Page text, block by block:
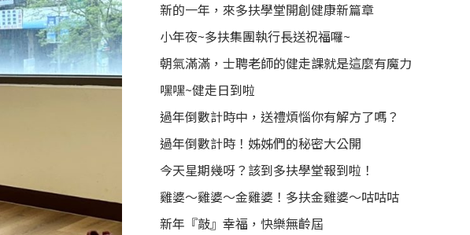
新的一年，來多扶學堂開創健康新篇章
小年夜~多扶集團執行長送祝福囉~
朝氣滿滿，士聘老師的健走課就是這麼有魔力
嘿嘿~健走日到啦
過年倒數計時中，送禮煩惱你有解方了嗎？
過年倒數計時！姊姊們的秘密大公開
今天星期幾呀？該到多扶學堂報到啦！
雞婆～雞婆～金雞婆！多扶金雞婆～咕咕咕
新年『敲』幸福，快樂無齡屆